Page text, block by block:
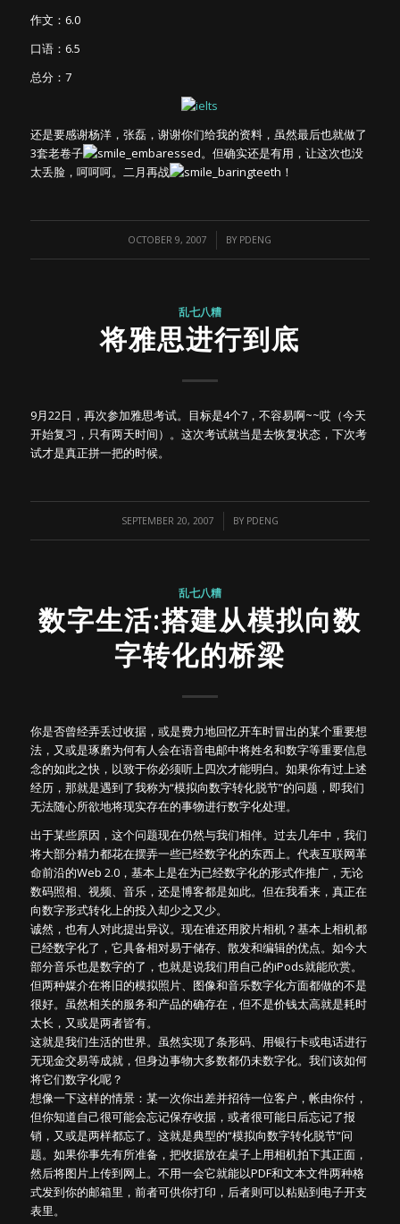
作文：6.0
口语：6.5
总分：7
还是要感谢杨洋，张磊，谢谢你们给我的资料，虽然最后也就做了
3套老卷子
。但确实还是有用，让这次也没
太丢脸，呵呵呵。二月再战
！
OCTOBER 9, 2007
/ BY PDENG
乱七八糟
将雅思进行到底
9月22日，再次参加雅思考试。目标是4个7，不容易啊~~哎（今天
开始复习，只有两天时间）。这次考试就当是去恢复状态，下次考
试才是真正拼一把的时候。
SEPTEMBER 20, 2007
/ BY PDENG
乱七八糟
数字生活:搭建从模拟向数
字转化的桥梁
你是否曾经弄丢过收据，或是费力地回忆开车时冒出的某个重要想
法，又或是琢磨为何有人会在语音电邮中将姓名和数字等重要信息
念的如此之快，以致于你必须听上四次才能明白。如果你有过上述
经历，那就是遇到了我称为“模拟向数字转化脱节”的问题，即我们
无法随心所欲地将现实存在的事物进行数字化处理。
出于某些原因，这个问题现在仍然与我们相伴。过去几年中，我们
将大部分精力都花在摆弄一些已经数字化的东西上。代表互联网革
命前沿的Web 2.0，基本上是在为已经数字化的形式作推广，无论
数码照相、视频、音乐，还是博客都是如此。但在我看来，真正在
向数字形式转化上的投入却少之又少。
诚然，也有人对此提出异议。现在谁还用胶片相机？基本上相机都
已经数字化了，它具备相对易于储存、散发和编辑的优点。如今大
部分音乐也是数字的了，也就是说我们用自己的iPods就能欣赏。
但两种媒介在将旧的模拟照片、图像和音乐数字化方面都做的不是
很好。虽然相关的服务和产品的确存在，但不是价钱太高就是耗时
太长，又或是两者皆有。
这就是我们生活的世界。虽然实现了条形码、用银行卡或电话进行
无现金交易等成就，但身边事物大多数都仍未数字化。我们该如何
将它们数字化呢？
想像一下这样的情景：某一次你出差并招待一位客户，帐由你付，
但你知道自己很可能会忘记保存收据，或者很可能日后忘记了报
销，又或是两样都忘了。这就是典型的“模拟向数字转化脱节”问
题。如果你事先有所准备，把收据放在桌子上用相机拍下其正面，
然后将图片上传到网上。不用一会它就能以PDF和文本文件两种格
式发到你的邮箱里，前者可供你打印，后者则可以粘贴到电子开支
表里。